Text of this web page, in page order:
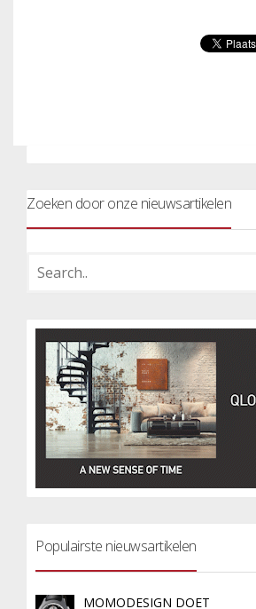
Zoeken door onze nieuwsartikelen
Populairste nieuwsartikelen
MOMODESIGN DOET